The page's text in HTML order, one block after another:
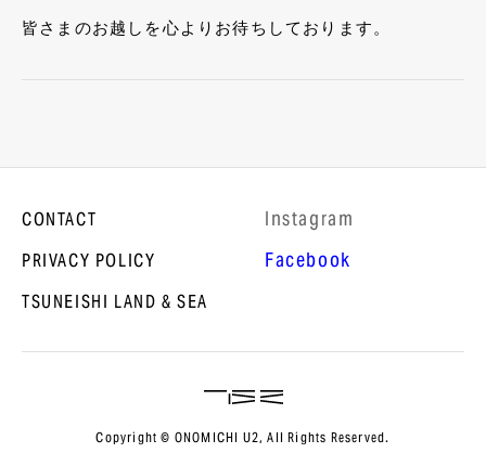
皆さまのお越しを心よりお待ちしております。
CONTACT
PRIVACY POLICY
TSUNEISHI LAND & SEA
Copyright © ONOMICHI U2, All Rights Reserved.
lnstagram
Facebook